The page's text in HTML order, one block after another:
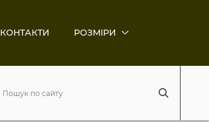
КОНТАКТИ РОЗМІРИ